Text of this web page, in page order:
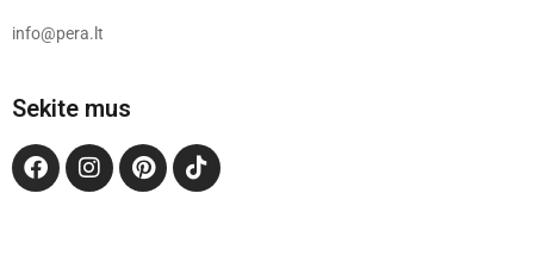
info@pera.lt
Sekite mus